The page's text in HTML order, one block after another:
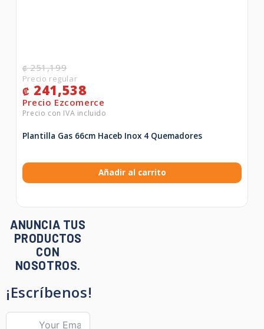
₡251,199
₡ 241,538
Plantilla Gas 66cm Haceb Inox 4 Quemadores
Añadir al carrito
ANUNCIA TUS
PRODUCTOS
CON
NOSOTROS.
¡Escríbenos!